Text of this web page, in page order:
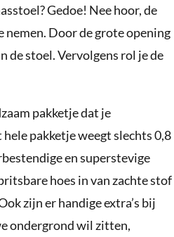
Gedoe! Nee hoor, de
nemen. Door de grote opening
de stoel. Vervolgens rol je de
pakketje dat je
pakketje weegt slechts 0,8
en superstevige
hoes in van zachte stof
zijn er handige extra’s bij
ondergrond wil zitten,